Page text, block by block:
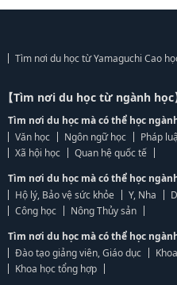
Tìm nơi du học từ Yamaguchi Cao
【Tìm nơi du học từ ngành học
Tìm nơi du học mà có thể học
Văn học
Ngôn ngữ học Pháp
Xã hội học
Quan hệ quốc tế
Tìm nơi du học mà có thể học
Hộ lý, Bảo vệ sức khỏe
Y, Nha
Công học
Nông Thủy sản
Tìm nơi du học mà có thể học
Đào tạo giảng viên, Giáo dục
Khoa học tổng hợp